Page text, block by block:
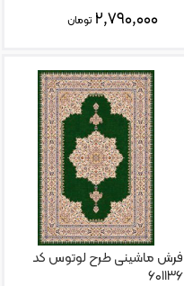
۲,۷۹۰,۰۰۰ تومان
فرش ماشینی طرح لوتوس کد
۶۰۱۱۳۶